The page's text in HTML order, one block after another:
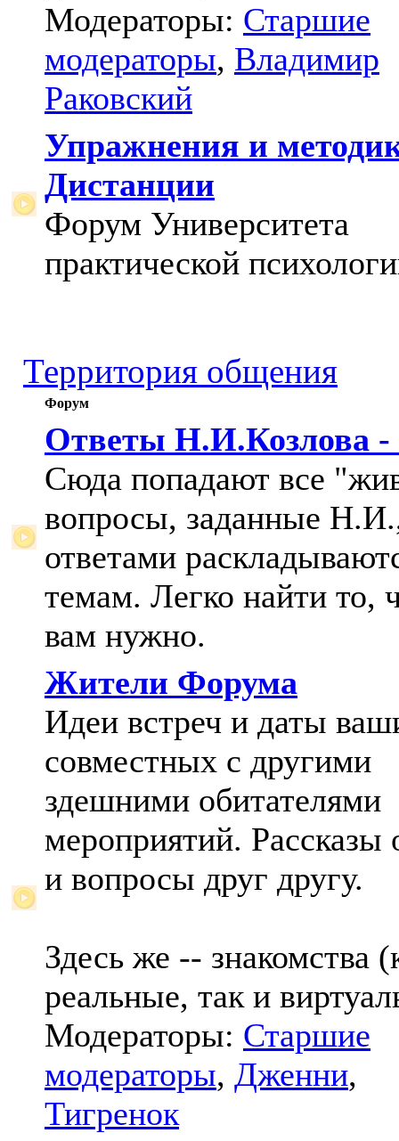
Модераторы: Старшие
модераторы, Владимир
Раковский
Упражнения и
Дистанции
Форум Университета
практической
Территория общения
Форум
Ответы Н.И.Козлова -
Сюда попадают все
вопросы, заданные
ответами
темам. Легко найти то,
вам нужно.
Жители Форума
Идеи встреч и даты
совместных с другими
здешними обитателями
мероприятий. Рассказы
и вопросы друг другу.
Здесь же -- знакомства
реальные, так и
Модераторы: Старшие
модераторы, Дженни,
Тигренок